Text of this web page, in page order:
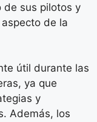
de sus pilotos y
de la
útil durante las
ya que
y
Además, los